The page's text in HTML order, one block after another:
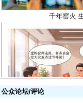
揭开“小金库”
公众论坛/评论